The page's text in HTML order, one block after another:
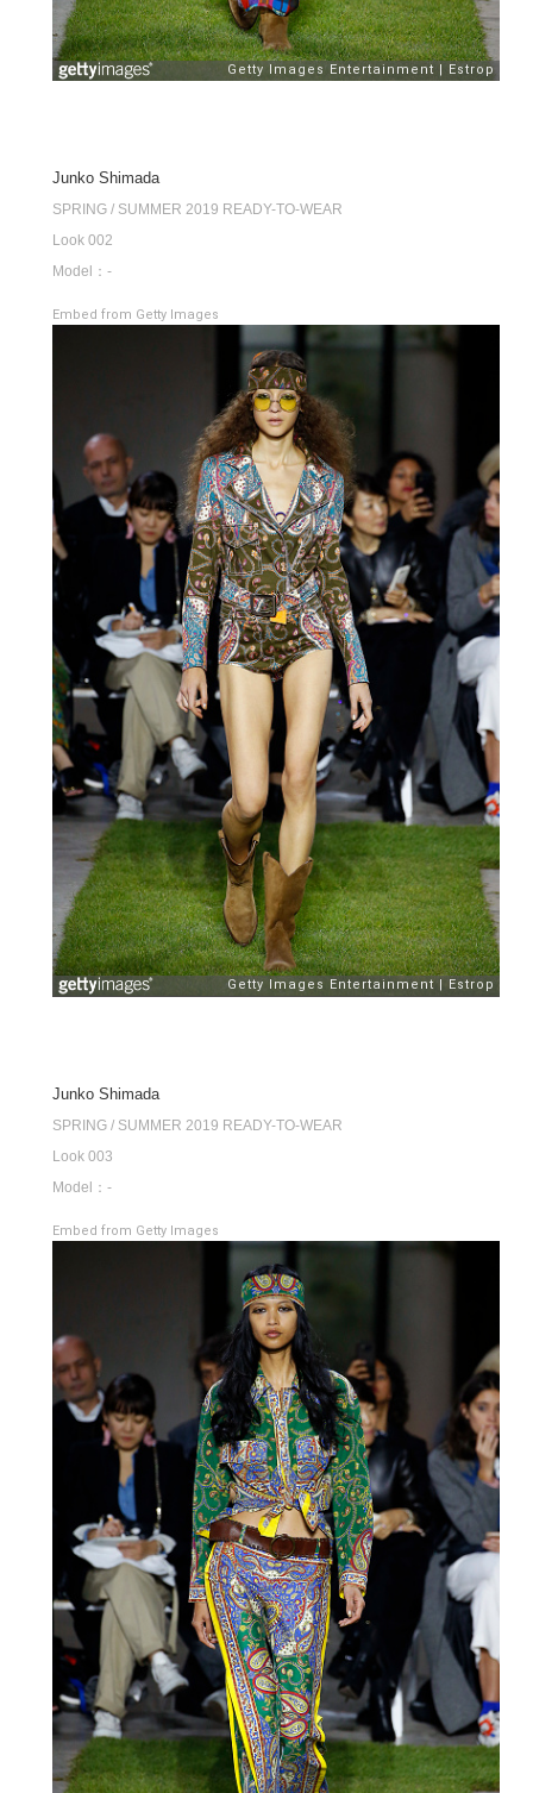
Junko Shimada
SPRING / SUMMER 2019 READY-TO-WEAR
Look 002
Model：-
Embed from Getty Images
Junko Shimada
SPRING / SUMMER 2019 READY-TO-WEAR
Look 003
Model：-
Embed from Getty Images